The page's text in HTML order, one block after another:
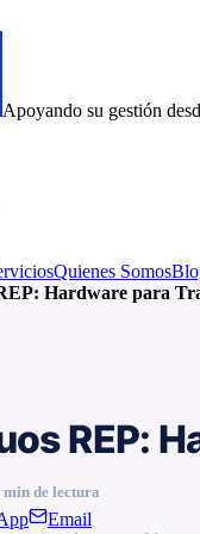
Apoyando su gestión
Quienes Somos
Hardware para
REP:
min de lectura
Email